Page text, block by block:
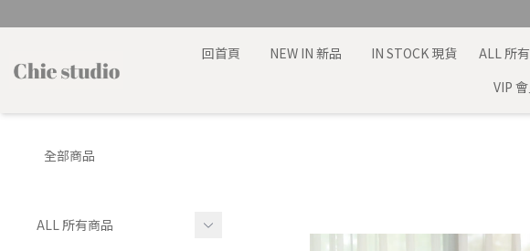
回首頁 NEW IN 新品 IN STOCK 現貨 ALL 所
VIP
全部商品
ALL 所有商品